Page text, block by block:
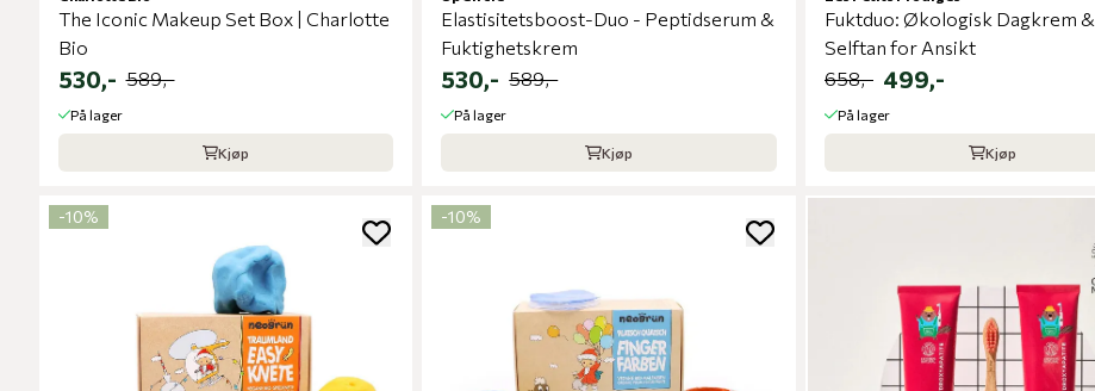
The Iconic Makeup Set Box | Charlotte
Bio
530,- 589,-
På lager
Kjøp
Elastisitetsboost-Duo - Peptidserum &
Fuktighetskrem
530,- 589,-
På lager
Kjøp
Fuktduo: Økologisk Dagkrem &
Selftan for Ansikt
658,- 499,-
På lager
Kjøp
-10% -10%